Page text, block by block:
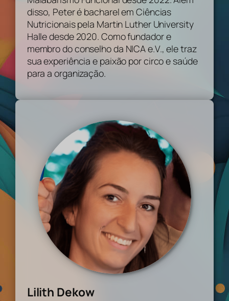
disso, Peter é bacharel em Ciências
Nutricionais pela Martin Luther University
Halle desde 2020. Como fundador e
membro do conselho da NICA e.V., ele traz
sua experiência e paixão por circo e saúde
para a organização.
Lilith Dekow